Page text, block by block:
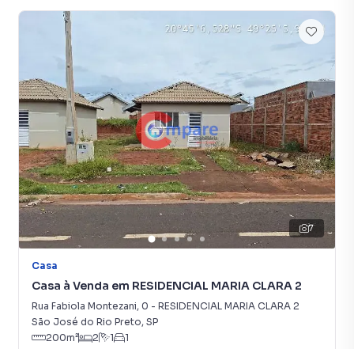
7
Casa
Casa à Venda em RESIDENCIAL MARIA CLARA 2
Rua Fabiola Montezani, 0 - RESIDENCIAL MARIA CLARA 2
São José do Rio Preto, SP
200m² 2 1 1